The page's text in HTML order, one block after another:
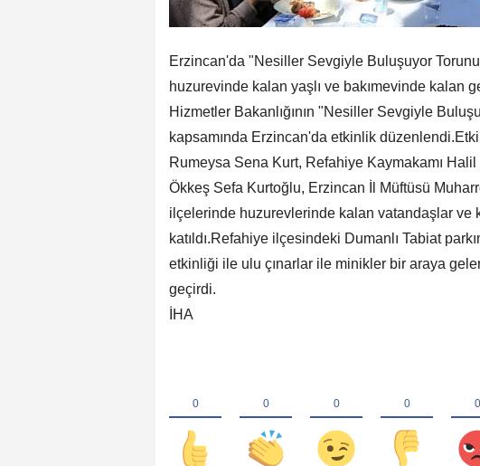
Erzincan'da "Nesiller Sevgiyle Buluşuyor
huzurevinde kalan yaşlı ve bakımevinde kalan
Hizmetler Bakanlığının "Nesiller Sevgiyle
kapsamında Erzincan'da etkinlik
Rumeysa Sena Kurt, Refahiye Kaymakamı
Ökkeş Sefa Kurtoğlu, Erzincan İl Müftüsü
ilçelerinde huzurevlerinde kalan vatandaşlar ve
katıldı.Refahiye ilçesindeki Dumanlı Tabiat
etkinliği ile ulu çınarlar ile minikler bir araya
geçirdi.
İHA